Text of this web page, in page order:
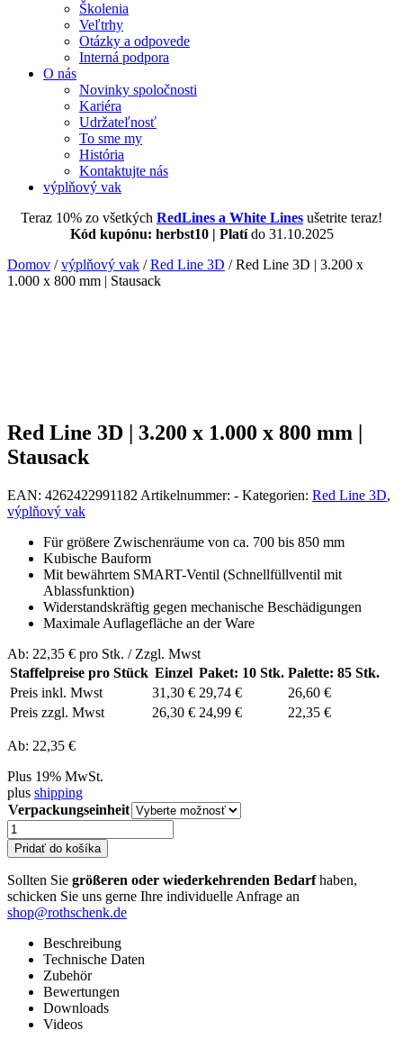
Školenia
Veľtrhy
Otázky a odpovede
Interná podpora
O nás
Novinky spoločnosti
Kariéra
Udržateľnosť
To sme my
História
Kontaktujte nás
výplňový vak
Teraz 10% zo všetkých RedLines a White Lines ušetrite teraz!
Kód kupónu: herbst10 | Platído 31.10.2025
Domov /výplňový vak /Red Line 3D / Red Line 3D | 3.200 x
1.000 x 800 mm | Stausack
Red Line 3D | 3.200 x 1.000 x 800 mm |
Stausack
EAN: 4262422991182 Artikelnummer: - Kategorien: Red Line 3D,
výplňový vak
Für größere Zwischenräume von ca. 700 bis 850 mm
Kubische Bauform
Mit bewährtem SMART-Ventil (Schnellfüllventil mit
Ablassfunktion)
Widerstandskräftig gegen mechanische Beschädigungen
Maximale Auflagefläche an der Ware
Ab: 22,35 € pro Stk. / Zzgl. Mwst
Staffelpreise pro Stück Einzel Paket: 10 Stk. Palette: 85 Stk.
Preis inkl. Mwst
31,30 € 29,74 €
26,60 €
Preis zzgl. Mwst
26,30 € 24,99 € 22,35 €
Ab: 22,35 €
Plus 19% MwSt.
plus shipping
Verpackungseinheit
množstvo
Red
Line
3D
|
3.200
x
1.000
Stausack
Pridať do košíka
Sollten Sie größeren oder wiederkehrenden Bedarfhaben,
schicken Sie uns gerne Ihre individuelle Anfrage an
shop@rothschenk.de
Beschreibung
Technische Daten
Zubehör
Bewertungen
Downloads
Videos